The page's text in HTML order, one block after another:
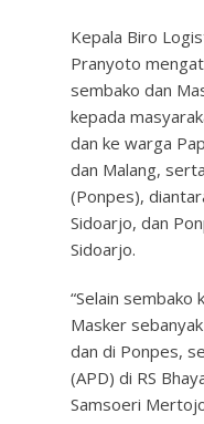
Kepala Biro
Pranyoto
sembako dan
kepada
dan ke warga
dan Malang,
(Ponpes),
Sidoarjo, dan
Sidoarjo.
“Selain sembako
Masker
dan di Ponpes,
(APD) di RS
Samsoeri